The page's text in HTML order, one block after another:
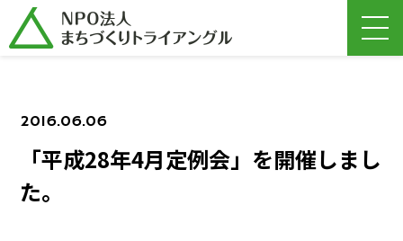
2016.06.06
「平成28年4月定例会」を開催しまし
た。